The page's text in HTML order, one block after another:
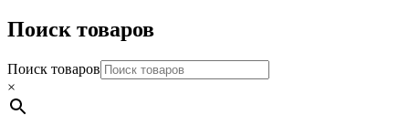
Поиск товаров
Поиск товаров
×